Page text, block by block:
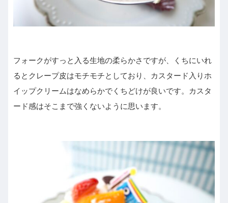
フォークがすっと入る生地の柔らかさですが、くちにいれ
るとクレープ皮はモチモチとしており、カスタード入りホ
イップクリームはなめらかでくちどけが良いです。カスタ
ード感はそこまで強くないように思います。